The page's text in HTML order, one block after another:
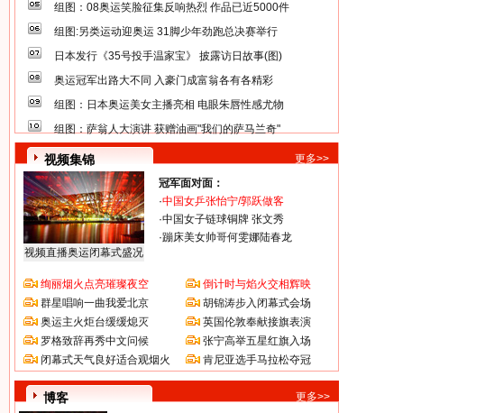
组图：08奥运笑脸征集反响热烈 作品已近5000件
组图:另类运动迎奥运 31脚少年劲跑总决赛举行
日本发行《35号投手温家宝》 披露访日故事(图)
奥运冠军出路大不同 入豪门成富翁各有各精彩
组图：日本奥运美女主播亮相 电眼朱唇性感尤物
组图：萨翁人大演讲 获赠油画"我们的萨马兰奇"
视频集锦 更多>>
视频直播奥运闭幕式盛况
冠军面对面：
·中国女乒张怡宁/郭跃做客
·中国女子链球铜牌 张文秀
·蹦床美女帅哥何雯娜陆春龙
绚丽烟火点亮璀璨夜空
群星唱响一曲我爱北京
奥运主火炬台缓缓熄灭
罗格致辞再秀中文问候
闭幕式天气良好适合观烟火
倒计时与焰火交相辉映
胡锦涛步入闭幕式会场
英国伦敦奉献接旗表演
张宁高举五星红旗入场
肯尼亚选手马拉松夺冠
博客 更多>>